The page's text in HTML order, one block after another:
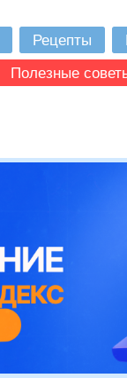
Рецепты
Полезные